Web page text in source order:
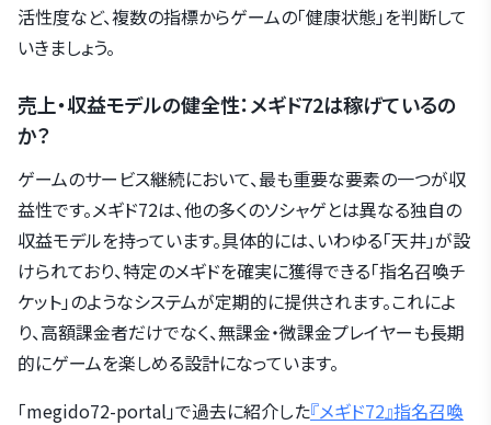
活性度など、複数の指標からゲームの「健康状態」を判断して
いきましょう。
売上・収益モデルの健全性：メギド72は稼げているの
か？
ゲームのサービス継続において、最も重要な要素の一つが収
益性です。メギド72は、他の多くのソシャゲとは異なる独自の
収益モデルを持っています。具体的には、いわゆる「天井」が設
けられており、特定のメギドを確実に獲得できる「指名召喚チ
ケット」のようなシステムが定期的に提供されます。これによ
り、高額課金者だけでなく、無課金・微課金プレイヤーも長期
的にゲームを楽しめる設計になっています。
「megido72-portal」で過去に紹介した『メギド72』指名召喚